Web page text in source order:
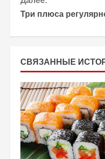
о
д
л
ж
и
т
Три плюса
СВЯЗАННЫЕ